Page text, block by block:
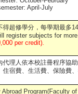
April-July
得超修學分，每學期最多
register subjects for
per credit).
代理人依本校註冊程序協
住宿費、生活費、保險費
Abroad Program(Faculty